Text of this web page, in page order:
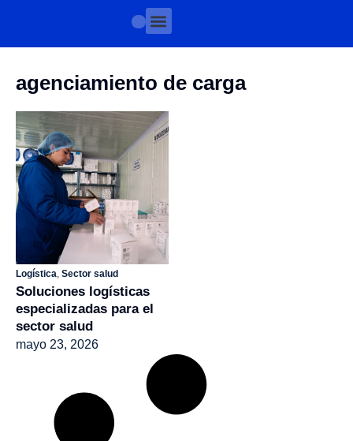
agenciamiento de carga
Logística, Sector salud
Soluciones logísticas
especializadas para el
sector salud
mayo 23, 2026